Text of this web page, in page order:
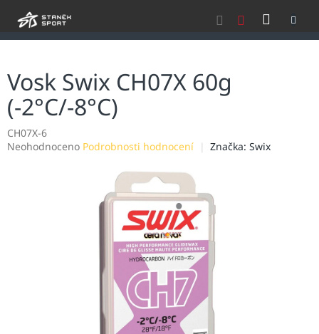
Vosk Swix CH07X 60g
(-2°C/-8°C)
CH07X-6
Průměrné
Neohodnoceno Podrobnosti hodnocení Značka: Swix